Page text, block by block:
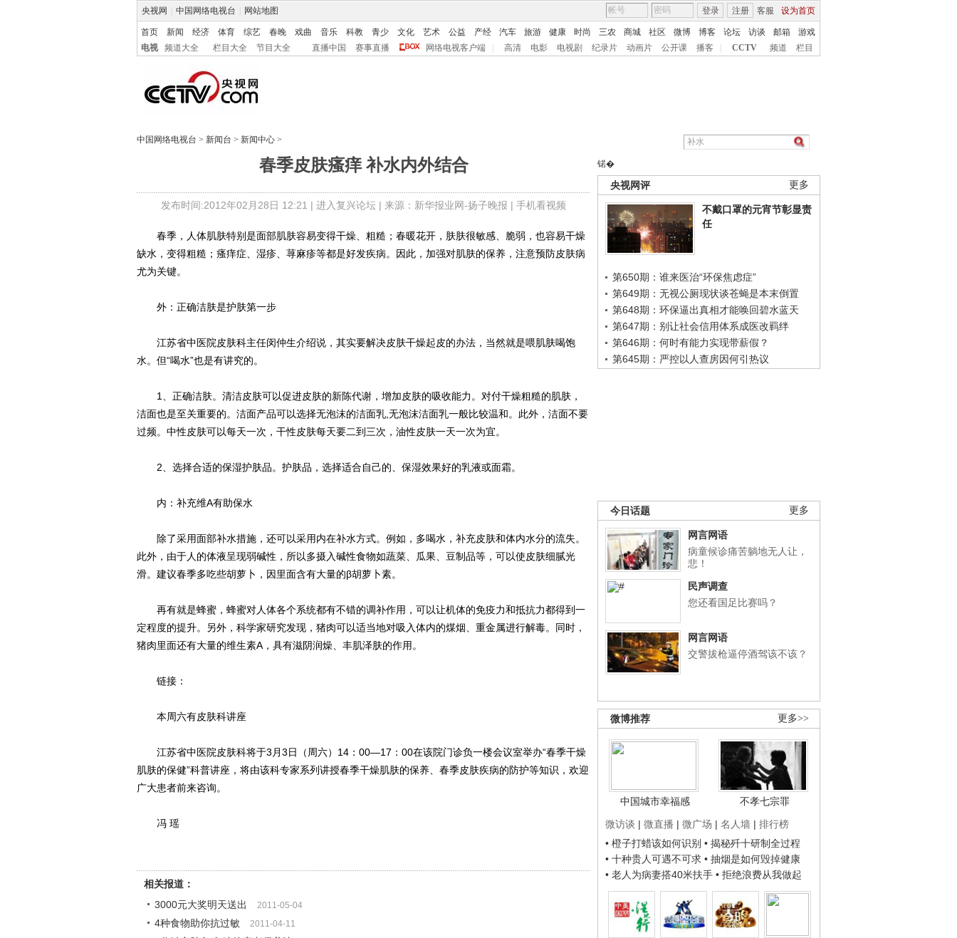
央视网 中国网络电视台 网站地图 客服 设为首页
登录 注册
首页 新闻 经济 体育 综艺 春晚 戏曲 音乐 科教 青少 文化 艺术 公益 产经 汽车 旅游 健康 时尚 三农 商城 社区 微博 博客 论坛 访谈 邮箱
游戏
电视
频道大全 栏目大全 节目大全 直播中国 赛事直播 网络电视客户端 高清 电影 电视剧 纪录片 动画片 公开课 播客 CCTV 频道 栏目
中国网络电视台 > 新闻台 > 新闻中心 >
春季皮肤瘙痒 补水内外结合
发布时间:2012年02月28日 12:21 | 进入复兴论坛 | 来源：新华报业网-扬子晚报 | 手机看视频
锘�
更多
央视网评
不戴口罩的元宵节彰显责
任
第650期：谁来医治“环保焦虑症”
第649期：无视公厕现状谈苍蝇是本末倒置
第648期：环保逼出真相才能唤回碧水蓝天
第647期：别让社会信用体系成医改羁绊
第646期：何时有能力实现带薪假？
第645期：严控以人查房因何引热议
更多
今日话题
网言网语
病童候诊痛苦躺地无人让，
悲！
民声调查
您还看国足比赛吗？
网言网语
交警拔枪逼停酒驾该不该？
更多>>
微博推荐
中国城市幸福感
不孝七宗罪
微访谈 | 微直播 | 微广场 | 名人墙 | 排行榜
• 橙子打蜡该如何识别 • 揭秘歼十研制全过程
• 十种贵人可遇不可求 • 抽烟是如何毁掉健康
• 老人为病妻搭40米扶手 • 拒绝浪费从我做起
春季，人体肌肤特别是面部肌肤容易变得干燥、粗糙；春暖花开，肤肤很敏感、脆弱，也容易干燥
缺水，变得粗糙；瘙痒症、湿疹、荨麻疹等都是好发疾病。因此，加强对肌肤的保养，注意预防皮肤病
尤为关键。
外：正确洁肤是护肤第一步
江苏省中医院皮肤科主任闵仲生介绍说，其实要解决皮肤干燥起皮的办法，当然就是喂肌肤喝饱
水。但“喝水”也是有讲究的。
1、正确洁肤。清洁皮肤可以促进皮肤的新陈代谢，增加皮肤的吸收能力。对付干燥粗糙的肌肤，
洁面也是至关重要的。洁面产品可以选择无泡沫的洁面乳,无泡沫洁面乳一般比较温和。此外，洁面不要
过频。中性皮肤可以每天一次，干性皮肤每天要二到三次，油性皮肤一天一次为宜。
2、选择合适的保湿护肤品。护肤品，选择适合自己的、保湿效果好的乳液或面霜。
内：补充维A有助保水
除了采用面部补水措施，还可以采用内在补水方式。例如，多喝水，补充皮肤和体内水分的流失。
此外，由于人的体液呈现弱碱性，所以多摄入碱性食物如蔬菜、瓜果、豆制品等，可以使皮肤细腻光
滑。建议春季多吃些胡萝卜，因里面含有大量的β胡萝卜素。
再有就是蜂蜜，蜂蜜对人体各个系统都有不错的调补作用，可以让机体的免疫力和抵抗力都得到一
定程度的提升。另外，科学家研究发现，猪肉可以适当地对吸入体内的煤烟、重金属进行解毒。同时，
猪肉里面还有大量的维生素A，具有滋阴润燥、丰肌泽肤的作用。
链接：
本周六有皮肤科讲座
江苏省中医院皮肤科将于3月3日（周六）14：00―17：00在该院门诊负一楼会议室举办“春季干燥
肌肤的保健”科普讲座，将由该科专家系列讲授春季干燥肌肤的保养、春季皮肤疾病的防护等知识，欢迎
广大患者前来咨询。
冯 瑶
相关报道：
3000元大奖明天送出
2011-05-04
4种食物助你抗过敏 2011-04-11